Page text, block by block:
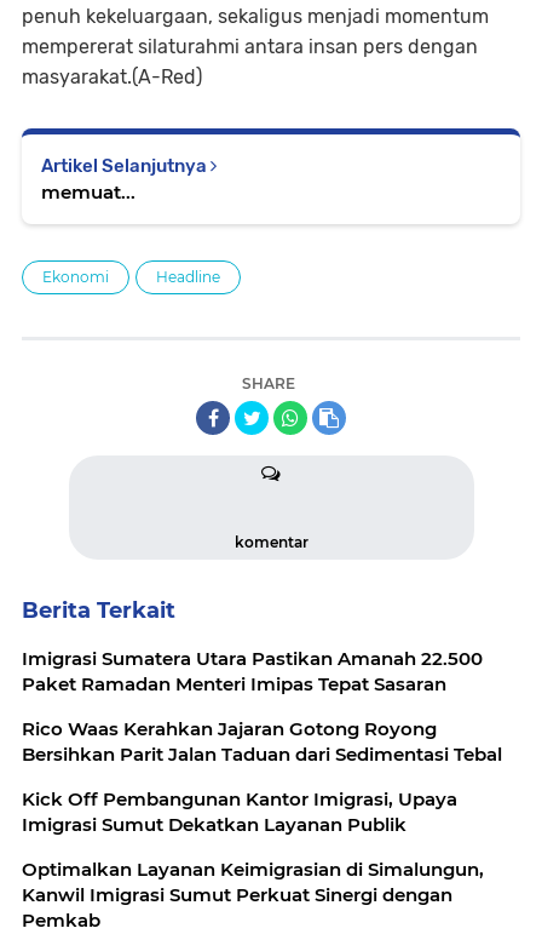
penuh kekeluargaan, sekaligus menjadi momentum
mempererat silaturahmi antara insan pers dengan
masyarakat.(A-Red)
Artikel Selanjutnya
memuat...
Ekonomi Headline
SHARE
komentar
Berita Terkait
Imigrasi Sumatera Utara Pastikan Amanah 22.500
Paket Ramadan Menteri Imipas Tepat Sasaran
Rico Waas Kerahkan Jajaran Gotong Royong
Bersihkan Parit Jalan Taduan dari Sedimentasi Tebal
Kick Off Pembangunan Kantor Imigrasi, Upaya
Imigrasi Sumut Dekatkan Layanan Publik
Optimalkan Layanan Keimigrasian di Simalungun,
Kanwil Imigrasi Sumut Perkuat Sinergi dengan
Pemkab